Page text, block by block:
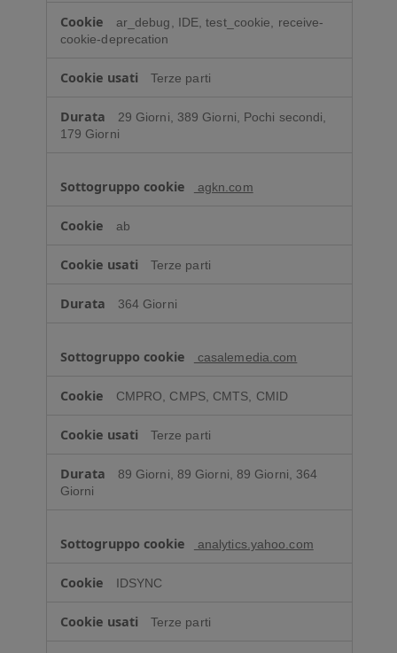
ar_debug, IDE, test_cookie, receive-
cookie-deprecation
Terze parti
29 Giorni, 389 Giorni, Pochi secondi,
179 Giorni
agkn.com
ab
Terze parti
364 Giorni
casalemedia.com
CMPRO, CMPS, CMTS, CMID
Terze parti
89 Giorni, 89 Giorni, 89 Giorni, 364
Giorni
analytics.yahoo.com
IDSYNC
Terze parti